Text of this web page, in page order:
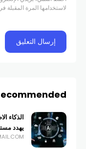
لاستخدامها المرة المقبلة
الذكاء
يهدد